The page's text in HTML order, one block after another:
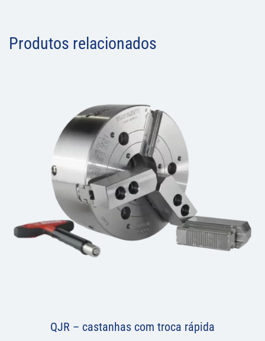
Produtos relacionados
QJR – castanhas com troca rápida